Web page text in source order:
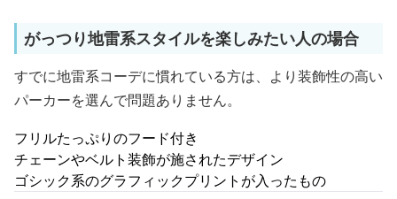
がっつり地雷系スタイルを楽しみたい人の場合
すでに地雷系コーデに慣れている方は、より装飾性の高い
パーカーを選んで問題ありません。
フリルたっぷりのフード付き
チェーンやベルト装飾が施されたデザイン
ゴシック系のグラフィックプリントが入ったもの